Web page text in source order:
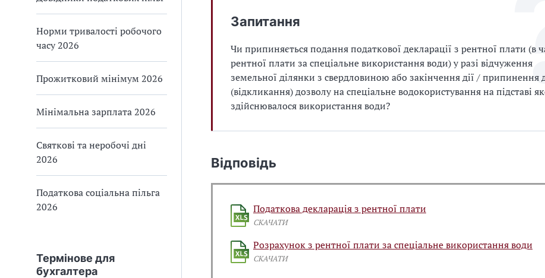
Норми тривалості робочого
часу 2026
Прожитковий мінімум 2026
Мінімальна зарплата 2026
Святкові та неробочі дні
2026
Податкова соціальна пільга
2026
Термінове для
бухгалтера
Запитання
Чи припиняється подання податкової декларації з рентної плати (в
рентної плати за спеціальне використання води) у разі відчуження
земельної ділянки з свердловиною або закінчення дії / припинення
(відкликання) дозволу на спеціальне водокористування на підставі
здійснювалося використання води?
Відповідь
Податкова декларація з рентної плати
СКАЧАТИ
Розрахунок з рентної плати за спеціальне використання води
СКАЧАТИ